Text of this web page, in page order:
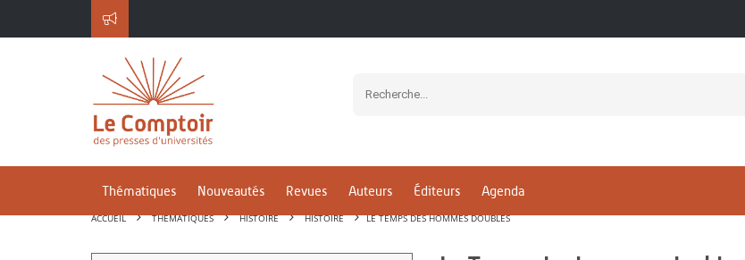
Thématiques Nouveautés Revues Auteurs Éditeurs Agenda
ACCUEIL THÉMATIQUES HISTOIRE HISTOIRE LE TEMPS DES HOMMES DOUBLES